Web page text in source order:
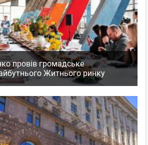
провів громадське
Житнього ринку